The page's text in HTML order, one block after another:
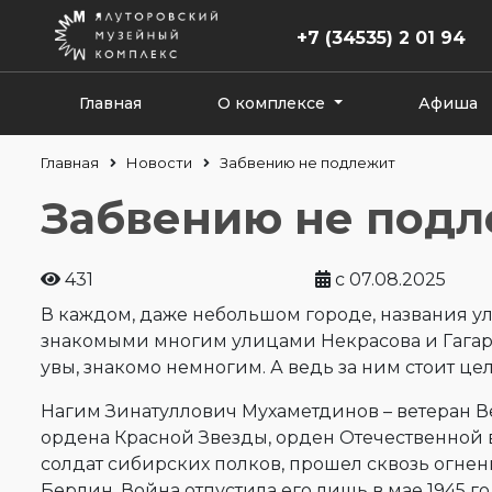
+7 (34535) 2 01 94
Главная О комплексе Афиша
Главная Новости Забвению не подлежит
Забвению не
431
с 07.08.2025
В каждом, даже небольшом городе, названия
знакомыми многим улицами Некрасова и
увы, знакомо немногим. А ведь за ним стоит
Нагим Зинатуллович Мухаметдинов – ветеран
ордена Красной Звезды, орден Отечественной
солдат сибирских полков, прошел сквозь